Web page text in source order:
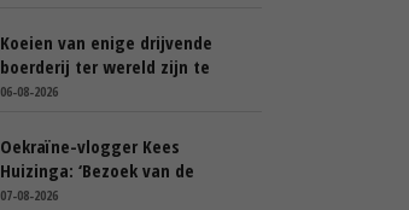
Koeien van enige drijvende
boerderij ter wereld zijn te
koop
06-08-2026
Oekraïne-vlogger Kees
Huizinga: ‘Bezoek van de
ambassade mag zelf groente
07-08-2026